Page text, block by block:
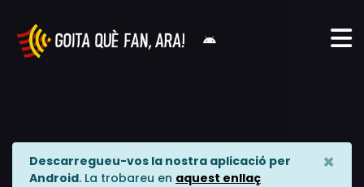
Descarregueu-vos la nostra aplicació per
Android. La trobareu en aquest enllaç
×